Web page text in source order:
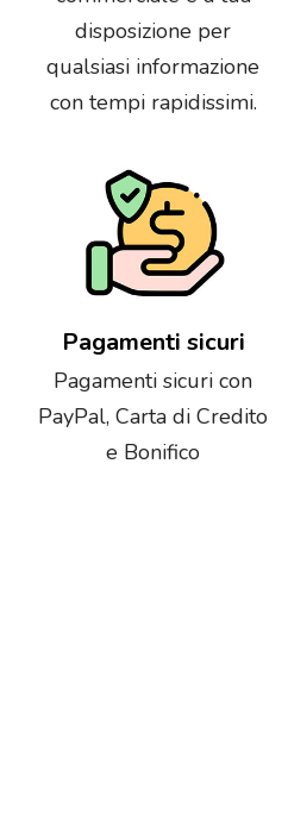
disposizione per
qualsiasi informazione
con tempi rapidissimi.
Pagamenti sicuri
Pagamenti sicuri con
PayPal, Carta di Credito
e Bonifico